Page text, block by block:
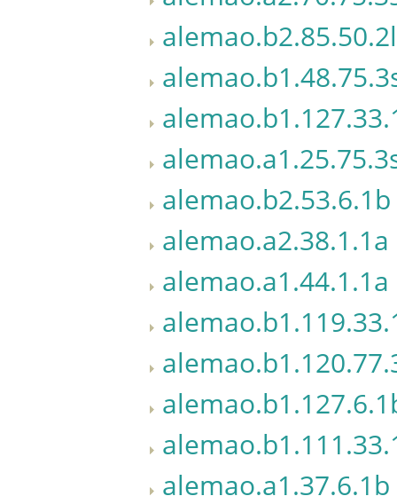
alemao.b2.85.50.2l
alemao.b2.53.6.1b
alemao.a2.38.1.1a
alemao.a1.44.1.1a
alemao.a1.37.6.1b